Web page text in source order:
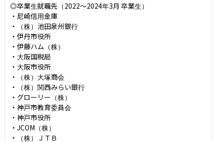
◎卒業生就職先（2022〜2024年3月 卒業生）
・尼崎信用金庫
・（株）池田泉州銀行
・伊丹市役所
・伊藤ハム（株）
・大阪国税局
・大阪市役所
・（株）大塚商会
・（株）関西みらい銀行
・グローリー（株）
・神戸市教育委員会
・神戸市役所
・JCOM（株）
・（株）ＪＴＢ